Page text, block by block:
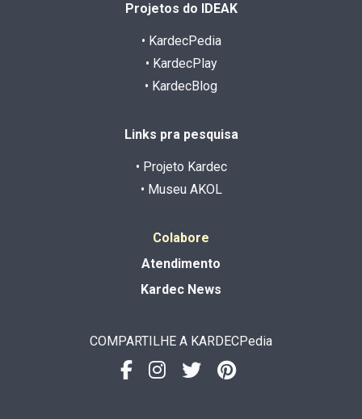
Projetos do IDEAK
• KardecPedia
• KardecPlay
• KardecBlog
Links pra pesquisa
• Projeto Kardec
• Museu AKOL
Colabore
Atendimento
Kardec News
COMPARTILHE A KARDECPedia